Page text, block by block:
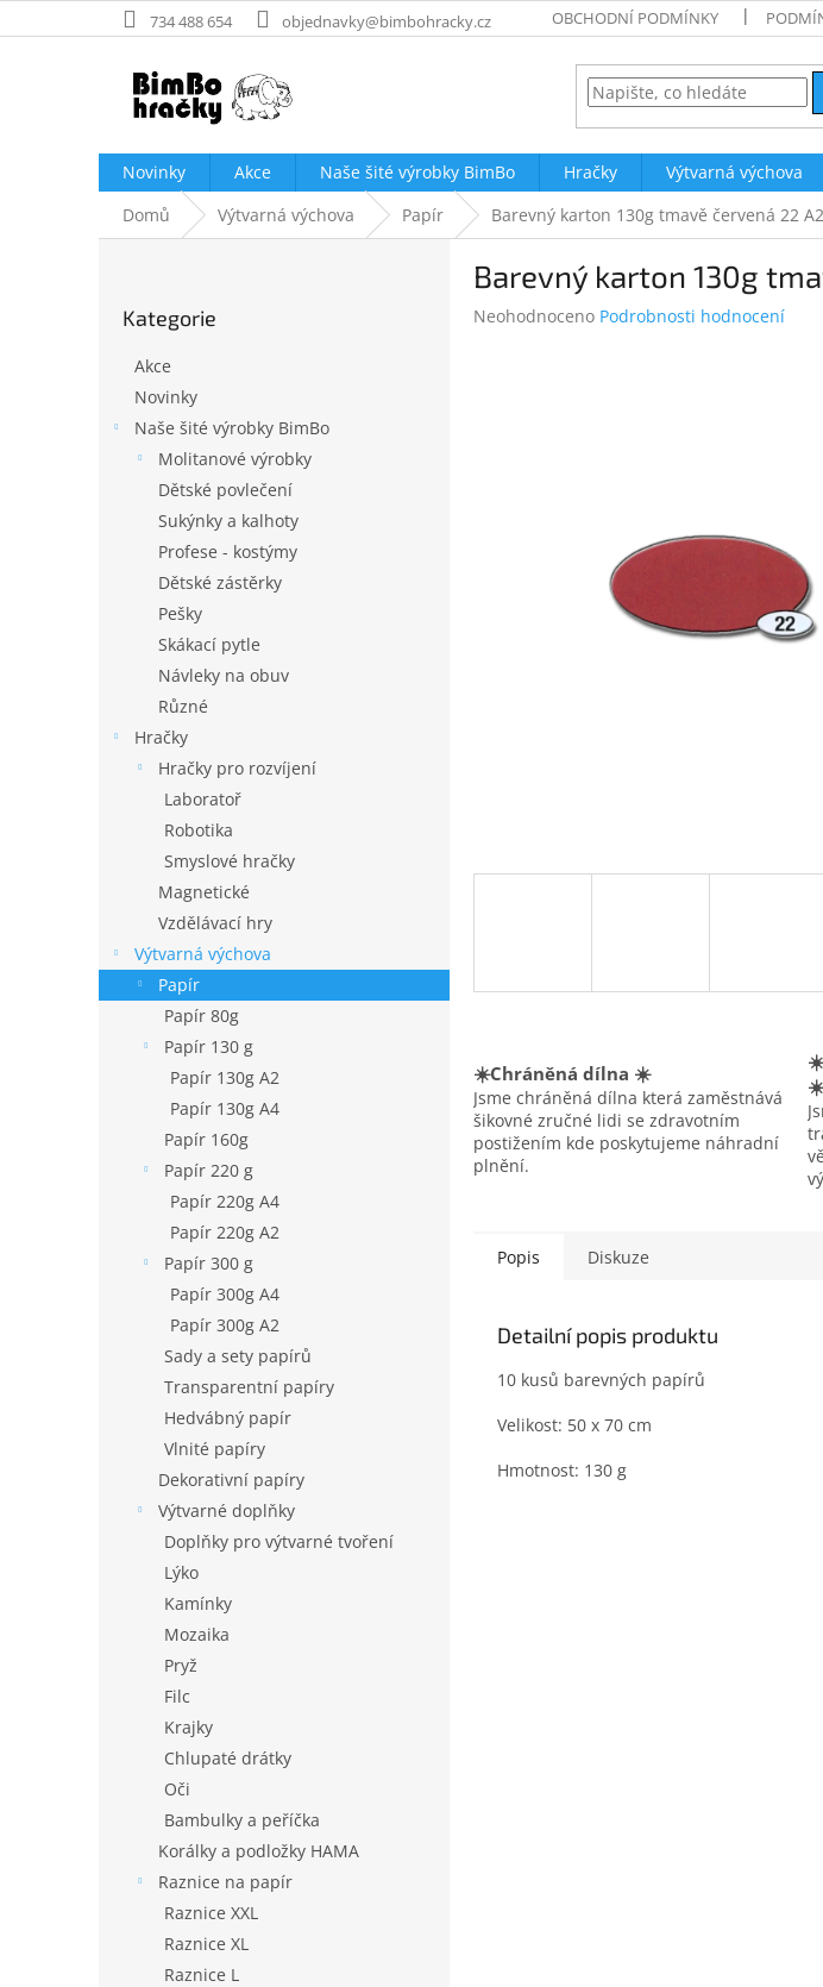
na
734 488 654 objednavky@bimbohracky.cz OBCHODNÍ PODMÍNKY
Novinky Akce Naše šité výrobky BimBo Hračky Výtvarná výchova
Domů
Výtvarná výchova Papír Barevný karton 130g tmavě červená 22
kategorie
Kategorie
Akce
Novinky
Naše šité výrobky BimBo
Molitanové výrobky
Dětské povlečení
Sukýnky a kalhoty
Profese - kostýmy
Dětské zástěrky
Pešky
Skákací pytle
Návleky na obuv
Různé
Hračky
Hračky pro rozvíjení
Laboratoř
Robotika
Smyslové hračky
Magnetické
Vzdělávací hry
Výtvarná výchova
Papír
Papír 80g
Papír 130 g
Papír 130g A2
Papír 130g A4
Papír 160g
Papír 220 g
Papír 220g A4
Papír 220g A2
Papír 300 g
Papír 300g A4
Papír 300g A2
Sady a sety papírů
Transparentní papíry
Hedvábný papír
Vlnité papíry
Dekorativní papíry
Výtvarné doplňky
Doplňky pro výtvarné tvoření
Lýko
Kamínky
Mozaika
Pryž
Filc
Krajky
Chlupaté drátky
Oči
Bambulky a peříčka
Korálky a podložky HAMA
Raznice na papír
Raznice XXL
Raznice XL
Raznice L
Barevný karton 130g
Průměrné
Neohodnoceno Podrobnosti hodnocení
☀️Chráněná dílna ☀️
Jsme chráněná dílna která zaměstnává
šikovné zručné lidi se zdravotním
postižením kde poskytujeme náhradní
plnění.
☀️
Popis Diskuze
Detailní popis produktu
10 kusů barevných papírů
Velikost: 50 x 70 cm
Hmotnost: 130 g